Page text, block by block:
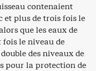
contenaient
et plus de trois fois le
que les eaux de
fois le niveau de
des niveaux de
pour la protection de